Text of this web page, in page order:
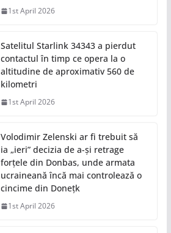
1st April 2026
Satelitul Starlink 34343 a pierdut
contactul în timp ce opera la o
altitudine de aproximativ 560 de
kilometri
1st April 2026
Volodimir Zelenski ar fi trebuit să
ia „ieri” decizia de a-și retrage
forțele din Donbas, unde armata
ucraineană încă mai controlează o
cincime din Donețk
1st April 2026